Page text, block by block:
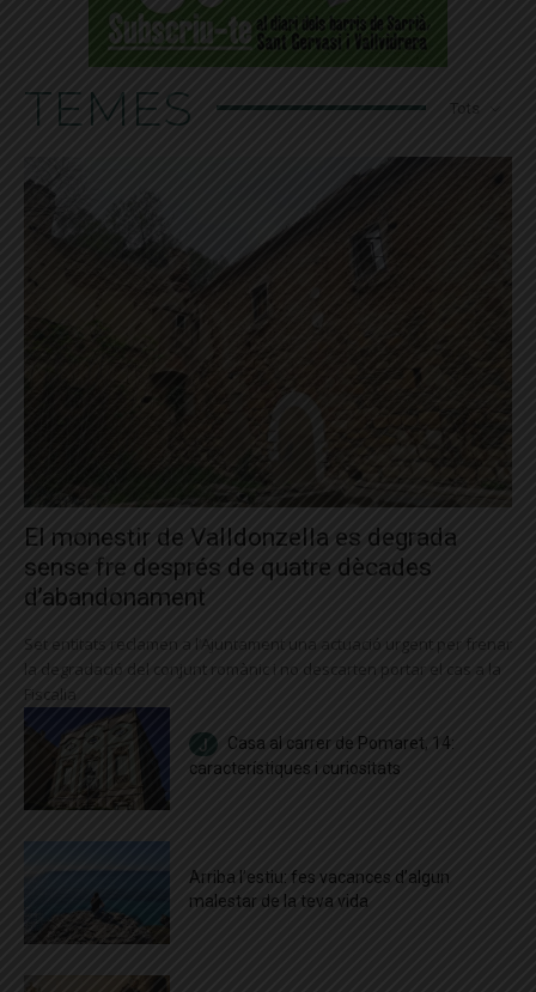
TEMES Tots
El monestir de Valldonzella es degrada
sense fre després de quatre dècades
d’abandonament
Set entitats reclamen a l’Ajuntament una actuació urgent per frenar
la degradació del conjunt romànic i no descarten portar el cas a la
Fiscalia
Casa al carrer de Pomaret, 14:
característiques i curiositats
Arriba l’estiu: fes vacances d’algun
malestar de la teva vida